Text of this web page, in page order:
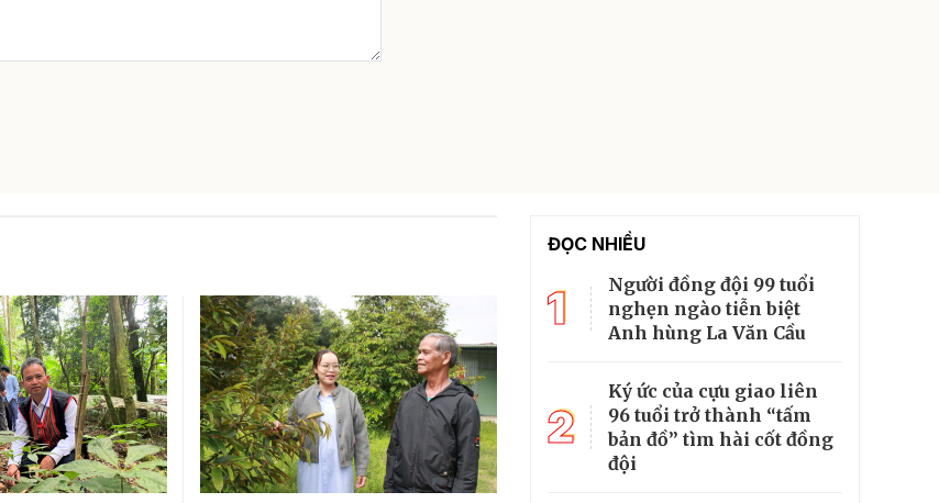
ĐỌC NHIỀU
1
Người đồng đội 99 tuổi
nghẹn ngào tiễn biệt
Anh hùng La Văn Cầu
2
Ký ức của cựu giao liên
96 tuổi trở thành “tấm
bản đồ” tìm hài cốt đồng
đội